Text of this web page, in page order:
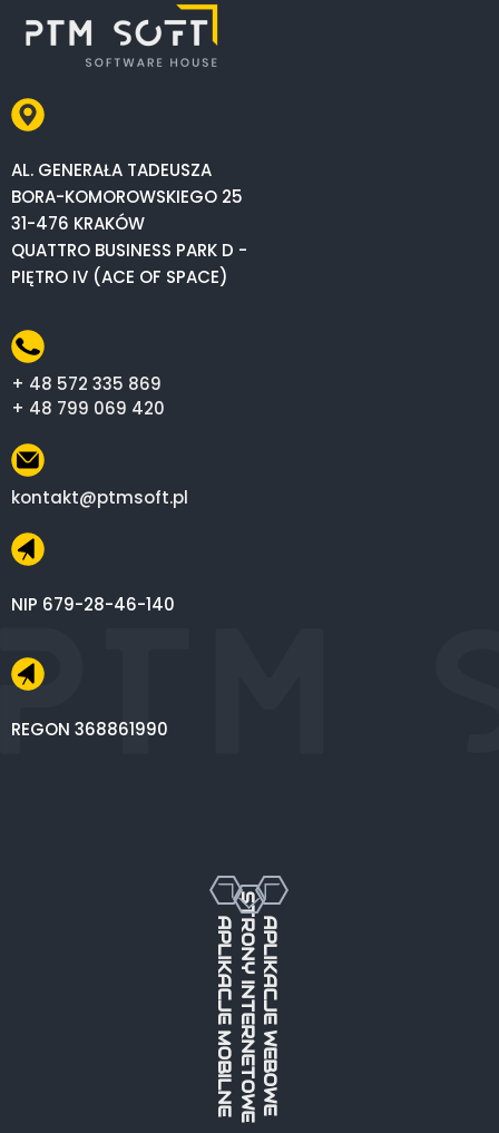
AL. GENERAŁA TADEUSZA
BORA-KOMOROWSKIEGO 25
31-476 KRAKÓW
QUATTRO BUSINESS PARK D -
PIĘTRO IV (ACE OF SPACE)
+ 48 572 335 869
+ 48 799 069 420
kontakt@ptmsoft.pl
NIP 679-28-46-140
REGON 368861990
APLIKACJE MOBILNESTRONY INTERNETOWEAPLIKACJE WEBOWE